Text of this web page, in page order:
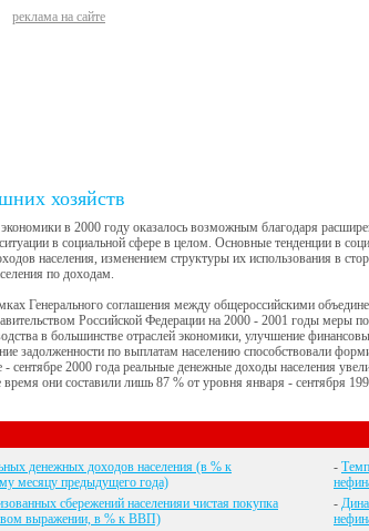
реклама на сайте
хозяйств
в 2000 году оказалось возможным благодаря
в социальной сфере в целом. Основные тенденции в
населения, изменением структуры их использования в
по доходам.
Генерального соглашения между общероссийскими
Российской Федерации на 2000 - 2001 годы меры
в большинстве отраслей экономики, улучшение
задолженности по выплатам населению способствовали
- сентябре 2000 года реальные денежные доходы населения
они составили лишь 87 % от уровня января - сентября
денежных доходов населения (в % к
месяцу предыдущего года)
сбережений населенияи чистая покупка
выражении, в % к ВВП)
-
-